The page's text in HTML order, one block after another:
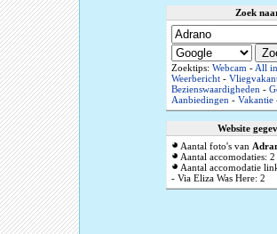
Zoek
Zoektips: Webcam -All
Weerbericht -
Bezienswaardigheden -
Aanbiedingen - Vakantie
Website
Aantal foto's van
Aantal accomodaties: 2
Aantal accomodatie
- Via Eliza Was Here: 2